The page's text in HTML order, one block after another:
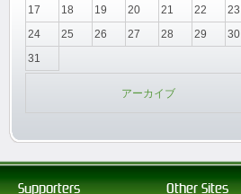
17
18 19 20 21 22
23
24
25 26 27 28 29
30
31
アーカイブ
Supporters Other Sites